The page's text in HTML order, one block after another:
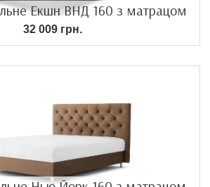
Екшн ВНД 160 з матрацом
32 009 грн.